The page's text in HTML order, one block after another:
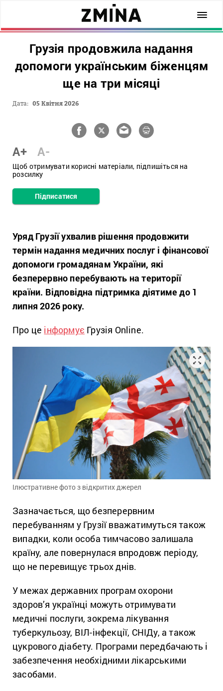
Грузія продовжила надання
допомоги українським біженцям
ще на три місяці
Дата: 05 Квітня 2026
A+ A-
Щоб отримувати корисні матеріали, підпишіться на
розсилку
Підписатися
Уряд Грузії ухвалив рішення продовжити
термін надання медичних послуг і фінансової
допомоги громадянам України, які
безперервно перебувають на території
країни. Відповідна підтримка діятиме до 1
липня 2026 року.
Про це інформує Грузія Online.
Ілюстративне фото з відкритих джерел
Зазначається, що безперервним
перебуванням у Грузії вважатимуться також
випадки, коли особа тимчасово залишала
країну, але повернулася впродовж періоду,
що не перевищує трьох днів.
У межах державних програм охорони
здоров’я українці можуть отримувати
медичні послуги, зокрема лікування
туберкульозу, ВІЛ-інфекції, СНІДу, а також
цукрового діабету. Програми передбачають і
забезпечення необхідними лікарськими
засобами.